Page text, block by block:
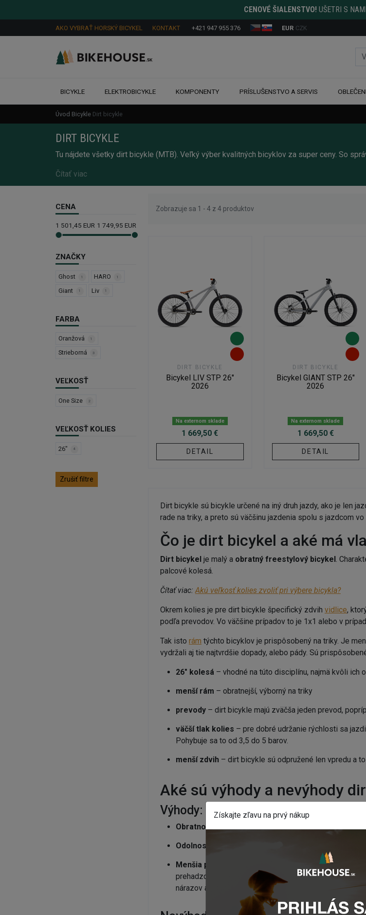
CENOVÉ ŠIALENSTVO! UŠETRI S
AKO VYBRAŤ HORSKÝ BICYKEL KONTAKT +421 947 955 376 EUR CZK
BICYKLE ELEKTROBICYKLE KOMPONENTY PRÍSLUŠENSTVO A SERVIS
Úvod Bicykle Dirt bicykle
DIRT BICYKLE
Tu nájdete všetky dirt bicykle (MTB). Veľký výber kvalitných bicyklov za super ceny. So
Čítať viac
CENA
1 501,45 EUR 1 749,95 EUR
ZNAČKY
Ghost 1 HARO 1
Giant 1 Liv 1
FARBA
Oranžová 1
Strieborná 3
VEĽKOSŤ
One Size 2
VEĽKOSŤ KOLIES
26" 4
Zrušiť filtre
Zobrazuje sa 1 - 4 z 4 produktov
DIRT BICYKLE
Bicykel LIV STP 26"
2026
Na externom sklade
1 669,50 €
DETAIL
DIRT BICYKLE
Bicykel GIANT STP 26"
2026
Na externom sklade
1 669,50 €
DETAIL
Dirt bicykle sú bicykle určené na iný druh jazdy, ako je len
rade na triky, a preto sú väčšinu jazdenia spolu s jazdcom vo
Čo je dirt bicykel a aké má
Dirt bicykel je malý a obratný freestylový bicykel .
palcové kolesá.
Čítať viac: Akú veľkosť kolies zvoliť pri výbere bicykla?
Okrem kolies je pre dirt bicykle špecifický zdvih vidlice,
podľa prevodov. Vo väčšine prípadov to je 1x1 alebo v
Tak isto rám týchto bicyklov je prispôsobený na triky. Je
vydržali aj tie najtvrdšie dopady, alebo pády. Sú
26" kolesá – vhodné na túto disciplínu, najmä kvôli ich
menší rám – obratnejší, výborný na triky
prevody – dirt bicykle majú zväčša jeden prevod,
väčší tlak kolies – pre dobré udržanie rýchlosti sa
Pohybuje sa to od 3,5 do 5 barov.
menší zdvih – dirt bicykle sú odpružené len vpredu a
Aké sú výhody a nevýhody
Výhody:
Obratnosť bicykla
Odolnosť , čo je veľmi vhodné pri častých pádoch a
Menšia potreba častejšieho servisu
, keďže sú dirt
prehadzovačku. Tak isto aj pri vidlici netreba
nárazov a nie na tlmenie všetkých nerovností, ako je to u
Získajte zľavu na prvý nákup